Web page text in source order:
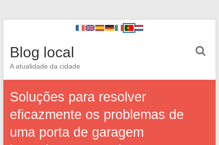
Blog local
A atualidade da cidade
Soluções para resolver
eficazmente os problemas de
uma porta de garagem